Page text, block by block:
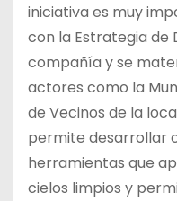
iniciativa es muy
con la Estrategia de
compañía y se
actores como la
de Vecinos de la
permite desarrollar
herramientas que
cielos limpios y